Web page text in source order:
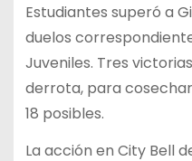
Estudiantes superó a
duelos
Juveniles. Tres
derrota, para cosechar
18 posibles.
La acción en City Bell